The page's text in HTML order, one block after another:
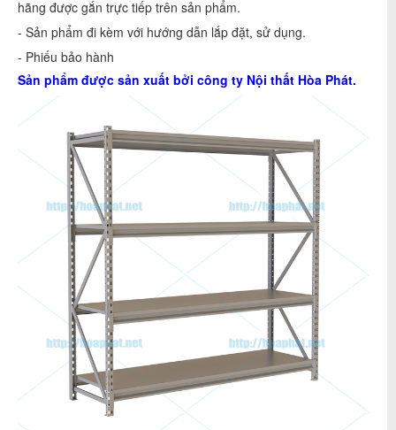
hãng được gắn trực tiếp trên sản phẩm.
- Sản phẩm đi kèm với hướng dẫn lắp đặt, sử dụng.
- Phiếu bảo hành
Sản phẩm được sản xuất bởi công ty Nội thất Hòa Phát.